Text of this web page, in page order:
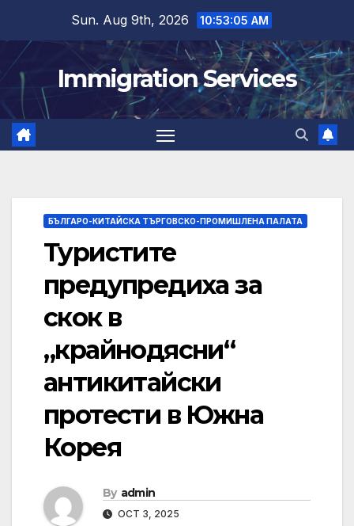
content
Sun. Aug 9th, 2026 10:53:06 AM
Immigration Services
БЪЛГАРО-КИТАЙСКА ТЪРГОВСКО-ПРОМИШЛЕНА ПАЛАТА
Туристите
предупредиха за
скок в
„крайнодясни“
антикитайски
протести в Южна
Корея
By admin
OCT 3, 2025